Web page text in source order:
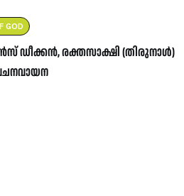
GOD
ഡീക്കൻ, രക്തസാക്ഷി (തിരുനാൾ)